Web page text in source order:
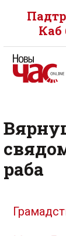
Каб
раба